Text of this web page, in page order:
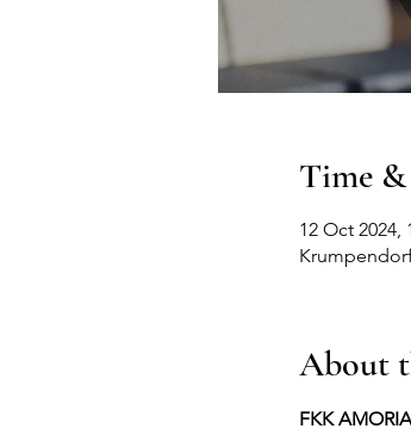
Time
12 Oct 2024,
About
FKK